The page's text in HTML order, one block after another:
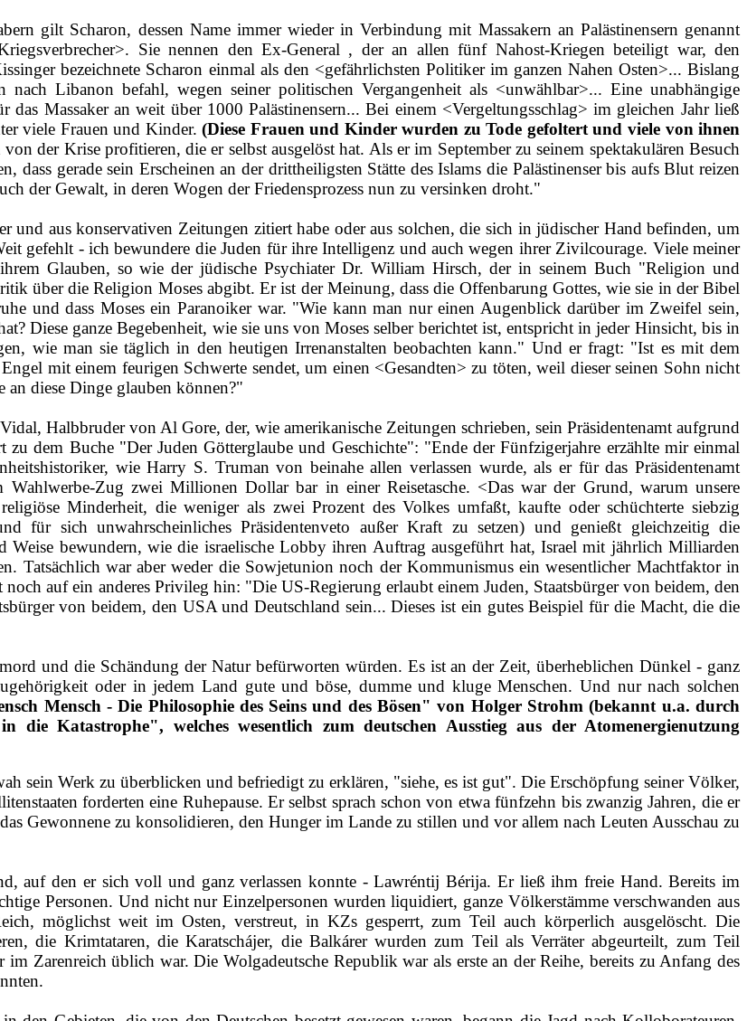
gilt Scharon, dessen Name immer wieder in Verbindung mit Massakern an Palästinensern genannt
Sie nennen den Ex‑General , der an allen fünf Nahost‑Kriegen beteiligt war, den
bezeichnete Scharon einmal als den <gefährlichsten Politiker im ganzen Nahen Osten>... Bislang
Libanon befahl, wegen seiner politischen Vergangenheit als <unwählbar>... Eine unabhängige
Massaker an weit über 1000 Palästinensern... Bei einem <Vergeltungsschlag> im gleichen Jahr ließ
viele Frauen und Kinder.(Diese Frauen und Kinder wurden zu Tode gefoltert und viele von ihnen
der Krise profitieren, die er selbst ausgelöst hat. Als er im September zu seinem spektakulären Besuch
dass gerade sein Erscheinen an der drittheiligsten Stätte des Islams die Palästinenser bis aufs Blut reizen
der Gewalt, in deren Wogen der Friedensprozess nun zu versinken droht."
und aus konservativen Zeitungen zitiert habe oder aus solchen, die sich in jüdischer Hand befinden, um
gefehlt ‑ ich bewundere die Juden für ihre Intelligenz und auch wegen ihrer Zivilcourage. Viele meiner
Glauben, so wie der jüdische Psychiater Dr. William Hirsch, der in seinem Buch "Religion und
über die Religion Moses abgibt. Er ist der Meinung, dass die Offenbarung Gottes, wie sie in der Bibel
und dass Moses ein Paranoiker war. "Wie kann man nur einen Augenblick darüber im Zweifel sein,
Diese ganze Begebenheit, wie sie uns von Moses selber berichtet ist, entspricht in jeder Hinsicht, bis in
wie man sie täglich in den heutigen Irrenanstalten beobachten kann." Und er fragt: "Ist es mit dem
mit einem feurigen Schwerte sendet, um einen <Gesandten> zu töten, weil dieser seinen Sohn nicht
an diese Dinge glauben können?"
Halbbruder von Al Gore, der, wie amerikanische Zeitungen schrieben, sein Präsidentenamt aufgrund
dem Buche "Der Juden Götterglaube und Geschichte": "Ende der Fünfzigerjahre erzählte mir einmal
wie Harry S. Truman von beinahe allen verlassen wurde, als er für das Präsidentenamt
zwei Millionen Dollar bar in einer Reisetasche. <Das war der Grund, warum unsere
Minderheit, die weniger als zwei Prozent des Volkes umfaßt, kaufte oder schüchterte siebzig
für sich unwahrscheinliches Präsidentenveto außer Kraft zu setzen) und genießt gleichzeitig die
bewundern, wie die israelische Lobby ihren Auftrag ausgeführt hat, Israel mit jährlich Milliarden
Tatsächlich war aber weder die Sowjetunion noch der Kommunismus ein wesentlicher Machtfaktor in
auf ein anderes Privileg hin: "Die US-­Regierung erlaubt einem Juden, Staatsbürger von beidem, den
von beidem, den USA und Deutschland sein... Dieses ist ein gutes Beispiel für die Macht, die die
und die Schändung der Natur befürworten würden. Es ist an der Zeit, überheb­lichen Dünkel ‑ ganz
oder in jedem Land gute und böse, dumme und kluge Menschen. Und nur nach solchen
Mensch - Die Philosophie des Seins und des Bösen" von Holger Strohm (bekannt u.a. durch
die Katastrophe", welches wesentlich zum deutschen Ausstieg aus der Atomenergienutzung
sein Werk zu überblicken und befriedigt zu erklären, "siehe, es ist gut". Die Erschöpfung seiner Völker,
forderten eine Ruhepause. Er selbst sprach schon von etwa fünfzehn bis zwanzig Jahren, die er
Gewonnene zu konsolidieren, den Hunger im Lande zu stillen und vor allem nach Leuten Ausschau zu
auf den er sich voll und ganz verlassen konnte ‑ Lawréntij Bérija. Er ließ ihm freie Hand. Bereits im
Personen. Und nicht nur Einzelpersonen wurden liquidiert, ganze Völkerstämme verschwanden aus
möglichst weit im Osten, verstreut, in KZs gesperrt, zum Teil auch körperlich ausgelöscht. Die
die Krimtataren, die Karatschájer, die Balkárer wurden zum Teil als Verräter abgeurteilt, zum Teil
Zarenreich üblich war. Die Wolgadeutsche Republik war als erste an der Reihe, bereits zu Anfang des